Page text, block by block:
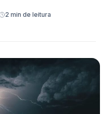
2 min de leitura